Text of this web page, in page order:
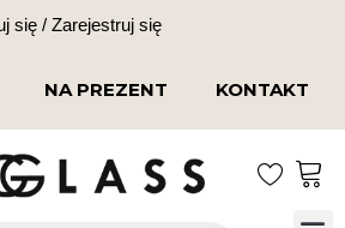
się / Zarejestruj się
NA PREZENT KONTAKT